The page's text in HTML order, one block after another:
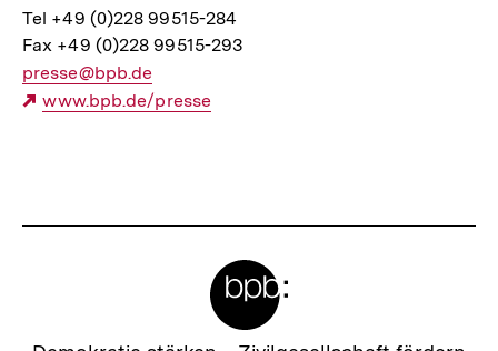
Tel +49 (0)228 99515-284
Fax +49 (0)228 99515-293
E-
Mail
presse@bpb.de
Externer
www.bpb.de/presse